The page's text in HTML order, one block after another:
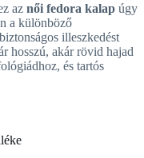
az női fedora kalap úgy
a különböző
illeszkedést
hosszú, akár rövid hajad
és tartós